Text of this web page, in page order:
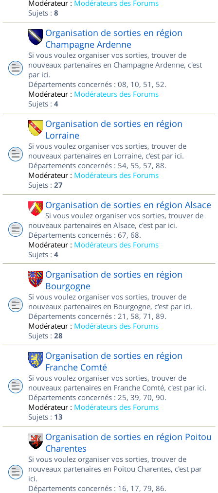
Modérateur : Modérateurs des Forums
Sujets : 8
Organisation de sorties en région
Champagne Ardenne
Si vous voulez organiser vos sorties, trouver de
nouveaux partenaires en Champagne Ardenne, c'est
par ici.
Départements concernés : 08, 10, 51, 52.
Modérateur : Modérateurs des Forums
Sujets : 4
Organisation de sorties en région
Lorraine
Si vous voulez organiser vos sorties, trouver de
nouveaux partenaires en Lorraine, c'est par ici.
Départements concernés : 54, 55, 57, 88.
Modérateur : Modérateurs des Forums
Sujets : 27
Organisation de sorties en région Alsace
Si vous voulez organiser vos sorties, trouver de
nouveaux partenaires en Alsace, c'est par ici.
Départements concernés : 67, 68.
Modérateur : Modérateurs des Forums
Sujets : 4
Organisation de sorties en région
Bourgogne
Si vous voulez organiser vos sorties, trouver de
nouveaux partenaires en Bourgogne, c'est par ici.
Départements concernés : 21, 58, 71, 89.
Modérateur : Modérateurs des Forums
Sujets : 28
Organisation de sorties en région
Franche Comté
Si vous voulez organiser vos sorties, trouver de
nouveaux partenaires en Franche Comté, c'est par ici.
Départements concernés : 25, 39, 70, 90.
Modérateur : Modérateurs des Forums
Sujets : 13
Organisation de sorties en région Poitou
Charentes
Si vous voulez organiser vos sorties, trouver de
nouveaux partenaires en Poitou Charentes, c'est par
ici.
Départements concernés : 16, 17, 79, 86.